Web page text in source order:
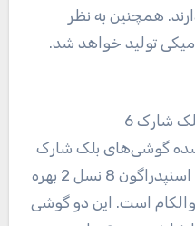
همچنین به نظر
شارک 6
گوشی‌های بلک شارک
۶ و بلک شارک ۶ پرو از پردازنده‌ اسنپدراگون 8 نسل 2 بهره
است. این دو گوشی